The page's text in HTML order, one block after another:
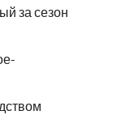
за сезон